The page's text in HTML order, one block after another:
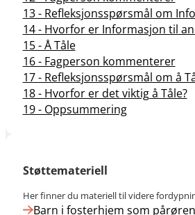
13 - Refleksjonsspørsmål om
14 - Hvorfor er Informasjon til
15 - Å Tåle
16 - Fagperson kommenterer
17 - Refleksjonsspørsmål om å
18 - Hvorfor er det viktig å Tåle?
19 - Oppsummering
Støttemateriell
Her finner du materiell til videre
Barn i fosterhjem som